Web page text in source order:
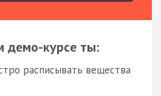
демо-курсе ты:
расписывать вещества